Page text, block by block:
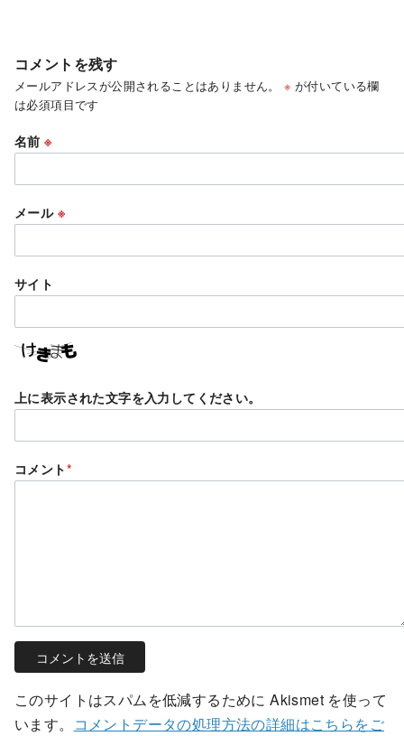
コメントを残す
メールアドレスが公開されることはありません。 ※ が付いている欄
は必須項目です
名前※
メール ※
サイト
上に表示された文字を入力してください。
コメント*
このサイトはスパムを低減するために Akismet を使って
います。
コメントデータの処理方法の詳細はこちらをご